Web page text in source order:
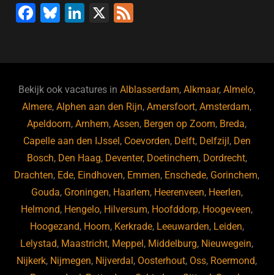
F
b
o
o
k
Bl
ky
Li
dI
n
X
Bekijk ook vacatures inAlblasserdam,Alkmaar,Almelo,
Almere,Alphen aan den Rijn,Amersfoort,Amsterdam,
Apeldoorn,Arnhem,Assen, Bergen op Zoom, Breda,
Capelle aan den IJssel, Coevorden, Delft, Delfzijl, Den
Bosch, Den Haag, Deventer, Doetinchem, Dordrecht,
Drachten, Ede, Eindhoven, Emmen, Enschede, Gorinchem,
Gouda, Groningen, Haarlem, Heerenveen, Heerlen,
Helmond, Hengelo, Hilversum, Hoofddorp, Hoogeveen,
Hoogezand, Hoorn, Kerkrade, Leeuwarden, Leiden,
Lelystad, Maastricht, Meppel, Middelburg, Nieuwegein,
Nijkerk, Nijmegen, Nijverdal, Oosterhout, Oss, Roermond,